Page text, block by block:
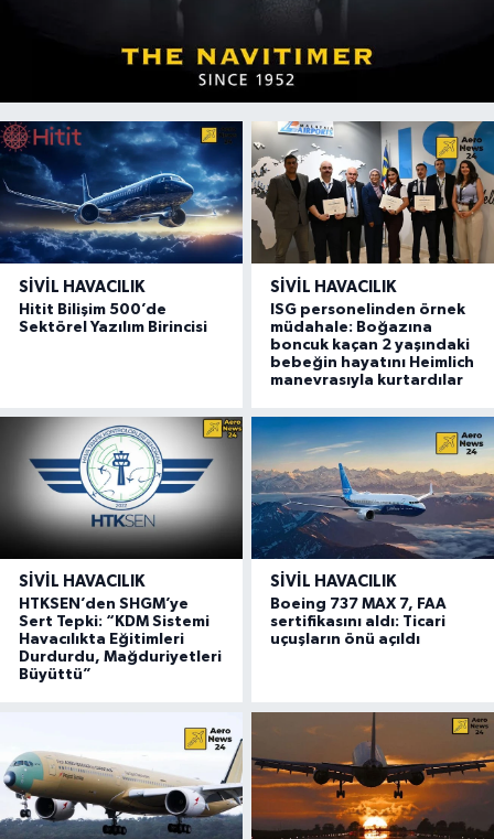
SIVIL HAVACILIK
Hitit Bilişim 500’de
Sektörel Yazılım Birincisi
SIVIL HAVACILIK
ISG personelinden örnek
müdahale: Boğazına
boncuk kaçan 2 yaşındaki
bebeğin hayatını Heimlich
manevrasıyla kurtardılar
SIVIL HAVACILIK
HTKSEN’den SHGM’ye
Sert Tepki: “KDM Sistemi
Havacılıkta Eğitimleri
Durdurdu, Mağduriyetleri
Büyüttü”
SIVIL HAVACILIK
Boeing 737 MAX 7, FAA
sertifikasını aldı: Ticari
uçuşların önü açıldı